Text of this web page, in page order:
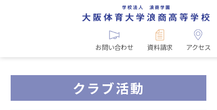
お問い合わせ 資料請求 アクセス
クラブ活動